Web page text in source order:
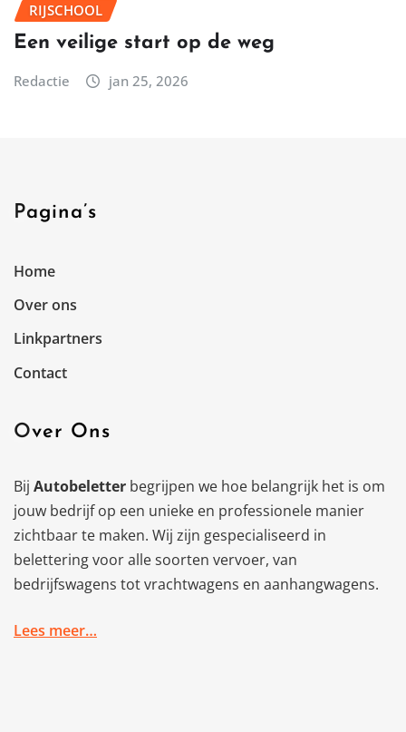
RIJSCHOOL
Een veilige start op de weg
Redactie jan 25, 2026
Pagina’s
Home
Over ons
Linkpartners
Contact
Over Ons
Bij Autobeletter begrijpen we hoe belangrijk het is om
jouw bedrijf op een unieke en professionele manier
zichtbaar te maken. Wij zijn gespecialiseerd in
belettering voor alle soorten vervoer, van
bedrijfswagens tot vrachtwagens en aanhangwagens.
Lees meer…